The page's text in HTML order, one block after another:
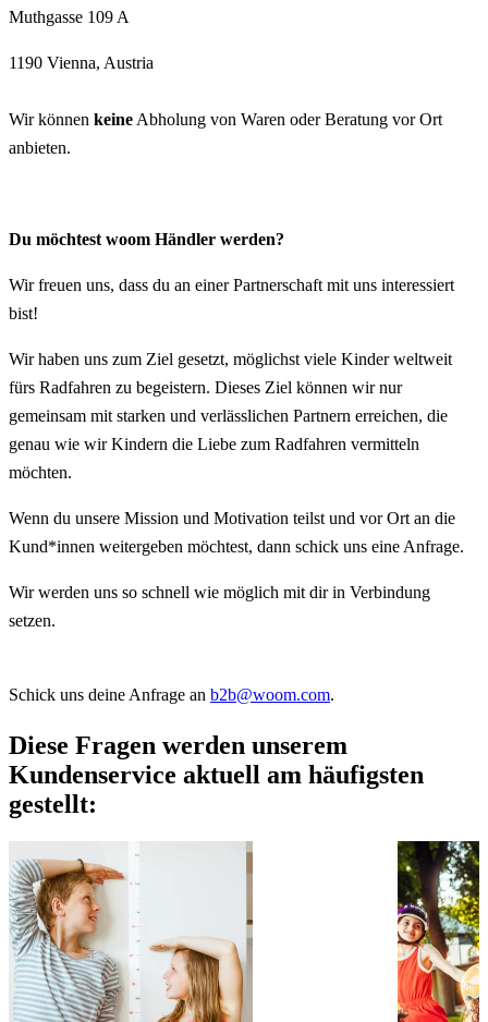
Muthgasse 109 A
1190 Vienna, Austria
Wir können keineAbholung von Waren oder Beratung vor Ort
anbieten.
Du möchtest woom Händler werden?
Wir freuen uns, dass du an einer Partnerschaft mit uns interessiert
bist!
Wir haben uns zum Ziel gesetzt, möglichst viele Kinder weltweit
fürs Radfahren zu begeistern. Dieses Ziel können wir nur
gemeinsam mit starken und verlässlichen Partnern erreichen, die
genau wie wir Kindern die Liebe zum Radfahren vermitteln
möchten.
Wenn du unsere Mission und Motivation teilst und vor Ort an die
Kund*innen weitergeben möchtest, dann schick uns eine Anfrage.
Wir werden uns so schnell wie möglich mit dir in Verbindung
setzen.
Schick uns deine Anfrage an b2b@woom.com.
Diese Fragen werden unserem
Kundenservice aktuell am häufigsten
gestellt: